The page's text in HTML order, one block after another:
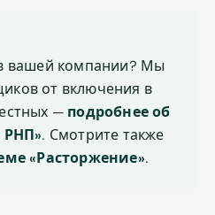
вашей компании? Мы
от включения в
— подробнее об
РНП». Смотрите также
«Расторжение».